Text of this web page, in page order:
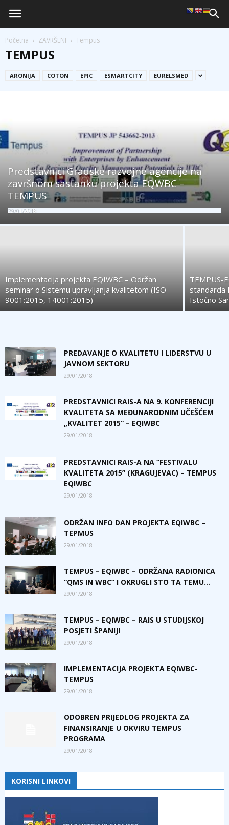
Početna ZAVRŠENI Tempus
TEMPUS
ARONIJA COTON EPIC ESMARTCITY EURELSMED
Predstavnici Gradske razvojne agencije na
završnom sastanku projekta EQWBC –
TEMPUS
29/01/2018
Implementacija projekta EQIWBC – Održan
seminar o Sistemu upravljanja kvalitetom (ISO
9001:2015, 14001:2015)
TEMPUS-
standarda
Istočno
PREDAVANJE O KVALITETU I LIDERSTVU U
JAVNOM SEKTORU
29/01/2018
PREDSTAVNICI RAIS-A NA 9. KONFERENCIJI
KVALITETA SA MEĐUNARODNIM UČEŠĆEM
„KVALITET 2015“ – EQIWBC
29/01/2018
PREDSTAVNICI RAIS-A NA “FESTIVALU
KVALITETA 2015” (KRAGUJEVAC) – TEMPUS
EQIWBC
29/01/2018
ODRŽAN INFO DAN PROJEKTA EQIWBC –
TEPMUS
29/01/2018
TEMPUS – EQIWBC – ODRŽANA RADIONICA
“QMS IN WBC” I OKRUGLI STO TA TEMU...
29/01/2018
TEMPUS – EQIWBC – RAIS U STUDIJSKOJ
POSJETI ŠPANIJI
29/01/2018
IMPLEMENTACIJA PROJEKTA EQIWBC-
TEMPUS
29/01/2018
ODOBREN PRIJEDLOG PROJEKTA ZA
FINANSIRANJE U OKVIRU TEMPUS
PROGRAMA
29/01/2018
KORISNI LINKOVI